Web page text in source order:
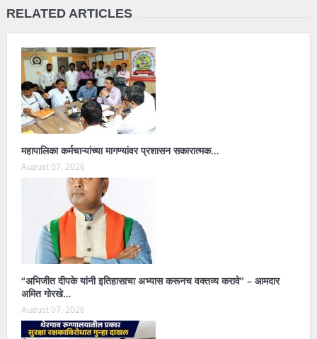
RELATED ARTICLES
महापालिका कर्मचाऱ्यांच्या मागण्यांवर प्रशासन सकारात्मक…
August 07, 2026
“अभिजीत दीपके यांनी इतिहासाचा अभ्यास करूनच वक्तव्य करावे” – आमदार
अमित गोरखे…
August 07, 2026